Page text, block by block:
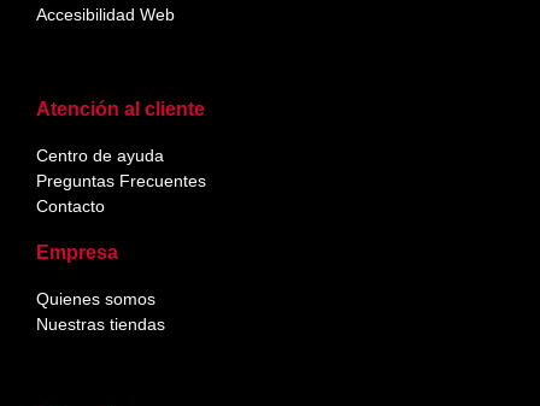
Atención al cliente
Centro de ayuda
Preguntas Frecuentes
Contacto
Empresa
Quienes somos
Nuestras tiendas
Accesibilidad Web